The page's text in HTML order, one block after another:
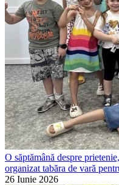
O săptămână despre
organizat tabăra de vară
26 Iunie 2026